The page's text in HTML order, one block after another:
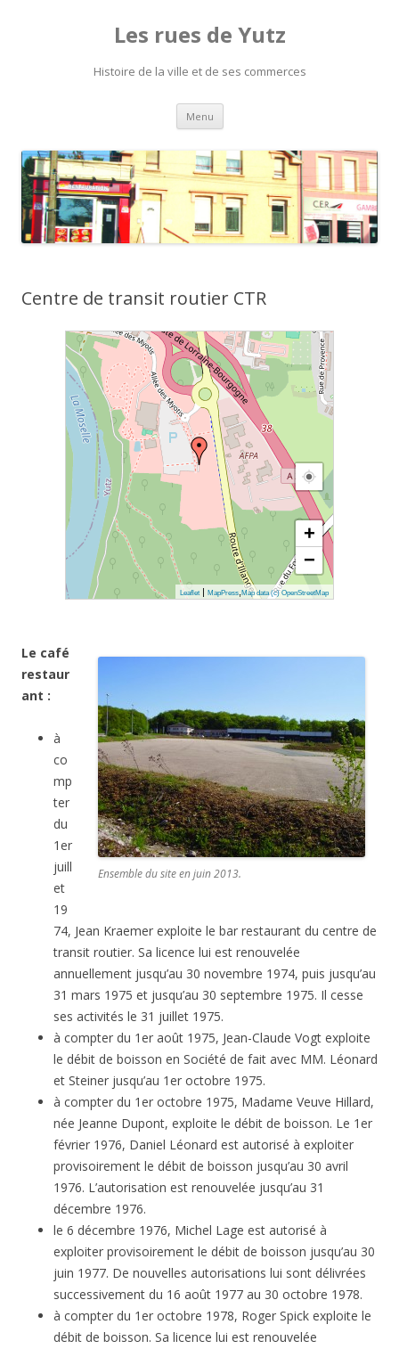
Les rues de Yutz
Histoire de la ville et de ses commerces
Menu Aller
contenu
Centre de transit routier CTR
+
−
Leaflet MapPress, Map data (c) OpenStreetMap
Ensemble du site en juin 2013.
Le café
restaur
ant :
à
co
mp
ter
du
1er
juill
et
19
74, Jean Kraemer exploite le bar restaurant du centre de
transit routier. Sa licence lui est renouvelée
annuellement jusqu’au 30 novembre 1974, puis jusqu’au
31 mars 1975 et jusqu’au 30 septembre 1975. Il cesse
ses activités le 31 juillet 1975.
à compter du 1er août 1975, Jean-Claude Vogt exploite
le débit de boisson en Société de fait avec MM. Léonard
et Steiner jusqu’au 1er octobre 1975.
à compter du 1er octobre 1975, Madame Veuve Hillard,
née Jeanne Dupont, exploite le débit de boisson. Le 1er
février 1976, Daniel Léonard est autorisé à exploiter
provisoirement le débit de boisson jusqu’au 30 avril
1976. L’autorisation est renouvelée jusqu’au 31
décembre 1976.
le 6 décembre 1976, Michel Lage est autorisé à
exploiter provisoirement le débit de boisson jusqu’au 30
juin 1977. De nouvelles autorisations lui sont délivrées
successivement du 16 août 1977 au 30 octobre 1978.
à compter du 1er octobre 1978, Roger Spick exploite le
débit de boisson. Sa licence lui est renouvelée